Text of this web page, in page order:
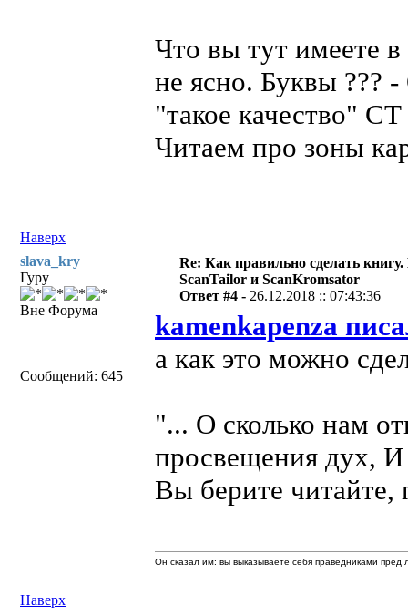
Что вы тут имеете
не ясно. Буквы ???
"такое качество"
Читаем про зоны
Наверх
slava_kry
Гуру
Вне Форума
Сообщений: 645
Re: Как правильно сделать
ScanTailor и ScanKromsator
Ответ #4 - 26.12.2018 :: 07:43:36
kamenkapenza
а как это можно
"... О сколько нам
просвещения дух,
Вы берите читайте,
Наверх
Он сказал им: вы выказываете себя праведниками